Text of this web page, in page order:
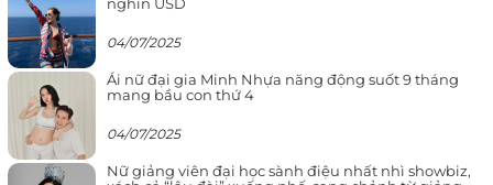
04/07/2025
Ái nữ đại gia Minh Nhựa năng động suốt 9 tháng
mang bầu con thứ 4
04/07/2025
Nữ giảng viên đại học sành điệu nhất nhì showbiz,